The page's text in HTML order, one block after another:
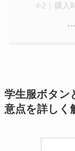
購入
学生服ボタン
意点を詳しく